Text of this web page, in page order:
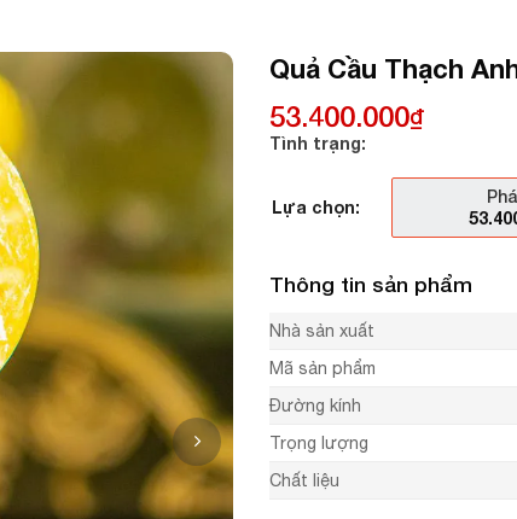
Quả Cầu Thạch
53.400.000₫
Tình trạng:
Lựa chọn:
Thông tin sản phẩm
Nhà sản xuất
Mã sản phẩm
Đường kính
Trọng lượng
Chất liệu